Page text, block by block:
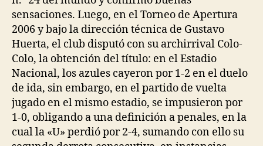
sensaciones. Luego, en el Torneo de Apertura
2006 y bajo la dirección técnica de Gustavo
Huerta, el club disputó con su archirrival Colo-
Colo, la obtención del título: en el Estadio
Nacional, los azules cayeron por 1-2 en el duelo
de ida, sin embargo, en el partido de vuelta
jugado en el mismo estadio, se impusieron por
1-0, obligando a una definición a penales, en la
cual la «U» perdió por 2-4, sumando con ello su